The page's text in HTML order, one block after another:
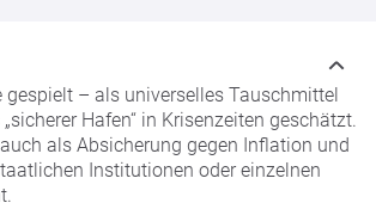
– als universelles Tauschmittel
Hafen“ in Krisenzeiten geschätzt.
als Absicherung gegen Inflation und
Institutionen oder einzelnen